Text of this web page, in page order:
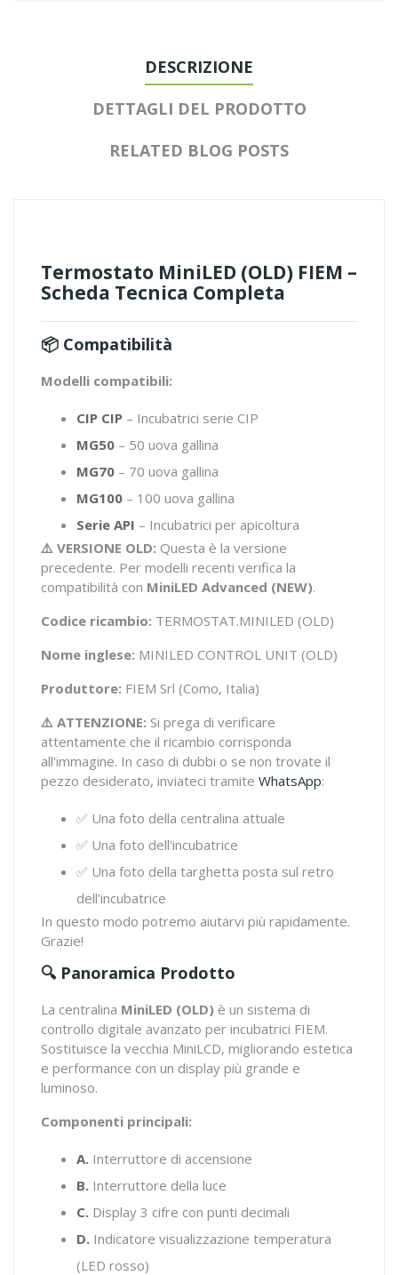
DESCRIZIONE
DETTAGLI DEL PRODOTTO
RELATED BLOG POSTS
Termostato MiniLED (OLD) FIEM –
Scheda Tecnica Completa
📦 Compatibilità
Modelli compatibili:
CIP CIP – Incubatrici serie CIP
MG50 – 50 uova gallina
MG70 – 70 uova gallina
MG100 – 100 uova gallina
Serie API – Incubatrici per apicoltura
⚠️ VERSIONE OLD: Questa è la versione
precedente. Per modelli recenti verifica la
compatibilità con MiniLED Advanced (NEW).
Codice ricambio: TERMOSTAT.MINILED (OLD)
Nome inglese: MINILED CONTROL UNIT (OLD)
Produttore: FIEM Srl (Como, Italia)
⚠️ ATTENZIONE: Si prega di verificare
attentamente che il ricambio corrisponda
all'immagine. In caso di dubbi o se non trovate il
pezzo desiderato, inviateci tramite WhatsApp:
✅ Una foto della centralina attuale
✅ Una foto dell'incubatrice
✅ Una foto della targhetta posta sul retro
dell'incubatrice
In questo modo potremo aiutarvi più rapidamente.
Grazie!
🔍 Panoramica Prodotto
La centralina MiniLED (OLD) è un sistema di
controllo digitale avanzato per incubatrici FIEM.
Sostituisce la vecchia MiniLCD, migliorando estetica
e performance con un display più grande e
luminoso.
Componenti principali:
A. Interruttore di accensione
B. Interruttore della luce
C. Display 3 cifre con punti decimali
D. Indicatore visualizzazione temperatura
(LED rosso)